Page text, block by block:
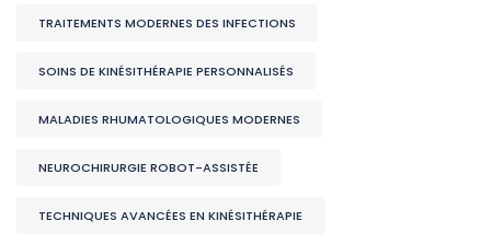
TRAITEMENTS MODERNES DES INFECTIONS
SOINS DE KINÉSITHÉRAPIE PERSONNALISÉS
MALADIES RHUMATOLOGIQUES MODERNES
NEUROCHIRURGIE ROBOT-ASSISTÉE
TECHNIQUES AVANCÉES EN KINÉSITHÉRAPIE